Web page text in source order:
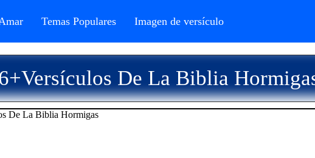
Temas Populares Imagen de versículo
De La Biblia